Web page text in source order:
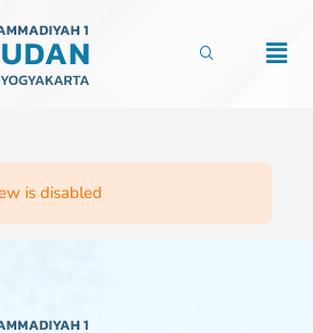
is disabled